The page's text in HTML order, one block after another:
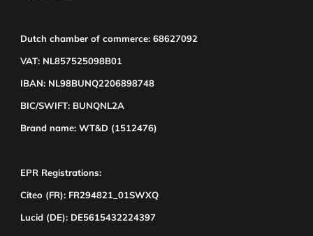
Dutch chamber of commerce: 68627092
VAT: NL857525098B01
IBAN: NL98BUNQ2206898748
BIC/SWIFT: BUNQNL2A
Brand name: WT&D (1512476)
EPR Registrations:
Citeo (FR): FR294821_01SWXQ
Lucid (DE): DE5615432224397